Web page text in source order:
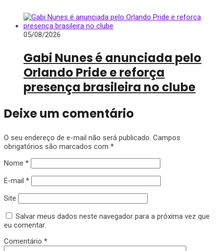
05/08/2026
Gabi Nunes é anunciada pelo
Orlando Pride e reforça
presença brasileira no clube
Deixe um comentário
O seu endereço de e-mail não será publicado. Campos
obrigatórios são marcados com *
Nome *
E-mail *
Site
Salvar meus dados neste navegador para a próxima vez que
eu comentar.
Comentário *